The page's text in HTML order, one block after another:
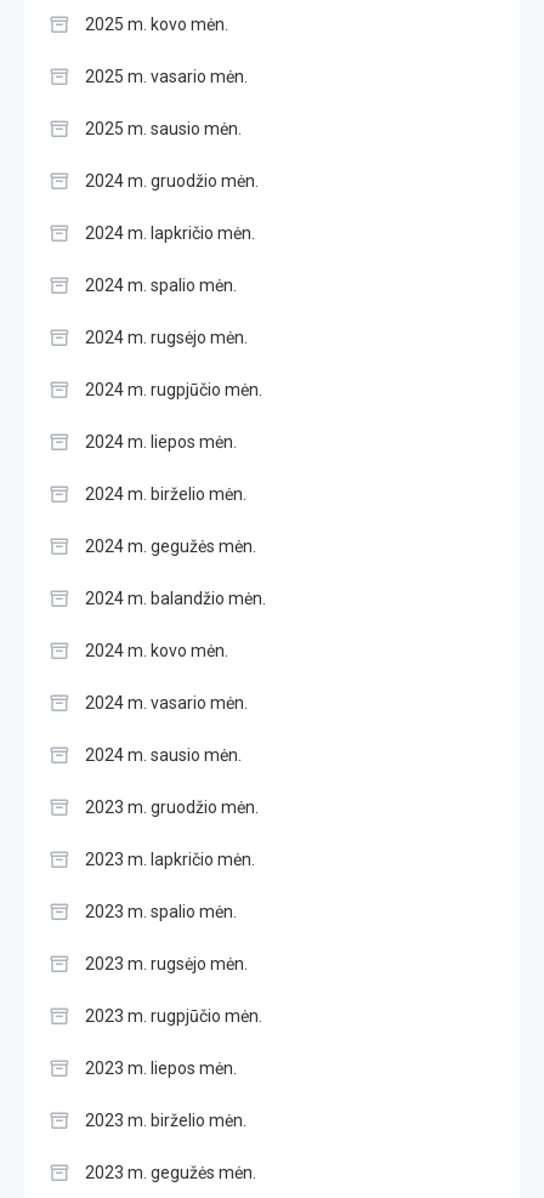
2025 m. kovo mėn.
2025 m. vasario mėn.
2025 m. sausio mėn.
2024 m. gruodžio mėn.
2024 m. lapkričio mėn.
2024 m. spalio mėn.
2024 m. rugsėjo mėn.
2024 m. rugpjūčio mėn.
2024 m. liepos mėn.
2024 m. birželio mėn.
2024 m. gegužės mėn.
2024 m. balandžio mėn.
2024 m. kovo mėn.
2024 m. vasario mėn.
2024 m. sausio mėn.
2023 m. gruodžio mėn.
2023 m. lapkričio mėn.
2023 m. spalio mėn.
2023 m. rugsėjo mėn.
2023 m. rugpjūčio mėn.
2023 m. liepos mėn.
2023 m. birželio mėn.
2023 m. gegužės mėn.